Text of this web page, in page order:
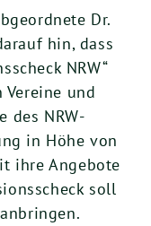
Dr.
hin, dass
NRW“
und
des NRW-
in Höhe von
ihre Angebote
soll